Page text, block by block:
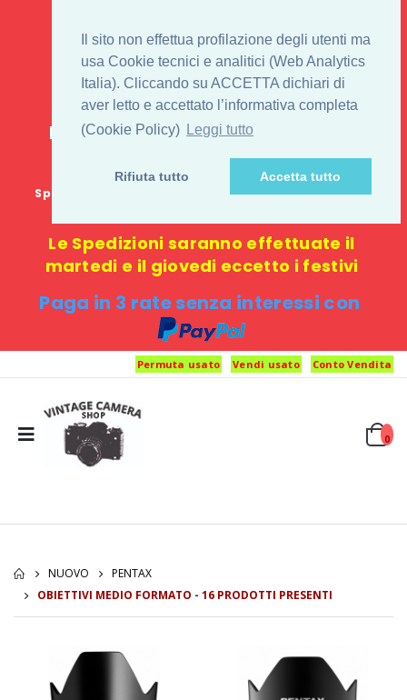
Il sito non effettua profilazione degli utenti ma
usa Cookie tecnici e analitici (Web Analytics
Italia). Cliccando su ACCETTA dichiari di
aver letto e accettato l’informativa completa
(Cookie Policy) Leggi tutto
Rifiuta tutto Accetta tutto
IL 1° STORE ON LINE
PENTAX USATO E
NUOVO
E-commerce 100% online: nessun
negozio fisico o punto di ritiro
Spedizione GRATUITA in Italia con spesa minima di
Le Spedizioni saranno effettuate il
martedi e il giovedi eccetto i festivi
Paga in 3 rate senza interessi con
Permuta usato Vendi usato Conto Vendita
0
NUOVO
PENTAX
OBIETTIVI MEDIO FORMATO - 16 PRODOTTI PRESENTI